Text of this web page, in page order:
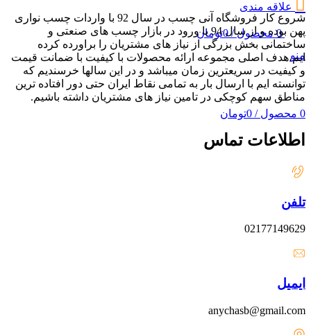
علاقه مندی
0 محصول /
0تومان
منو
0 محصول /
0تومان
شروع کار فروشگاه آنی چسب در سال 92 با واردات چسب نواری
پهن بوده و از سال 94 با ورود در بازار چسب های صنعتی و
ساختمانی بخش بزرگی از نیاز های مشتریان را براورده کرده
ایم،هدف اصلی مجموعه ارائه محصولات با کیفیت با ضمانت قیمت
و کیفیت در سریعترین زمان میباشد و در این سالها خرسندیم که
توانسته ایم با ارسال بار به تمامی نقاط ایران حتی دور افتاده ترین
مناطق سهم کوچکی در تامین نیاز های مشتریان داشته باشیم.
اطلاعات تماس
تلفن
02177149629
ایمیل
anychasb@gmail.com